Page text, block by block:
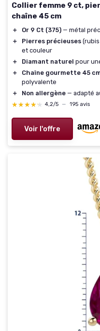
Collier femme 9 ct,
chaîne 45 cm
＋ Or 9 Ct (375) — métal
＋
Pierres précieuses
et couleur
＋
Diamant naturel pour
＋
Chaîne gourmette 45
polyvalente
＋
Non allergène — adapté
★★★★★
★★★★★ 4,2/5 — 195 avis
Voir l'offre